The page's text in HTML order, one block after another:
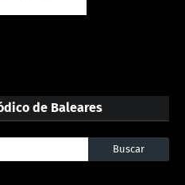
de Baleares